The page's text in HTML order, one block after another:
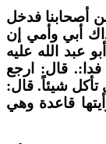
فدخل
أبي وأمي إن
الله عليه
قال: ارجع
شيئاً. قال:
قاعدة وهي